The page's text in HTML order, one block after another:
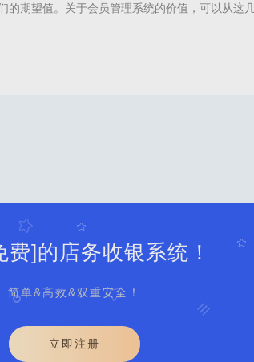
的期望值。关于会员管理系统的价值，可以从这
动管理等工具，可提升客
费]的店务收银系统！
简单&高效&双重安全！
立即注册